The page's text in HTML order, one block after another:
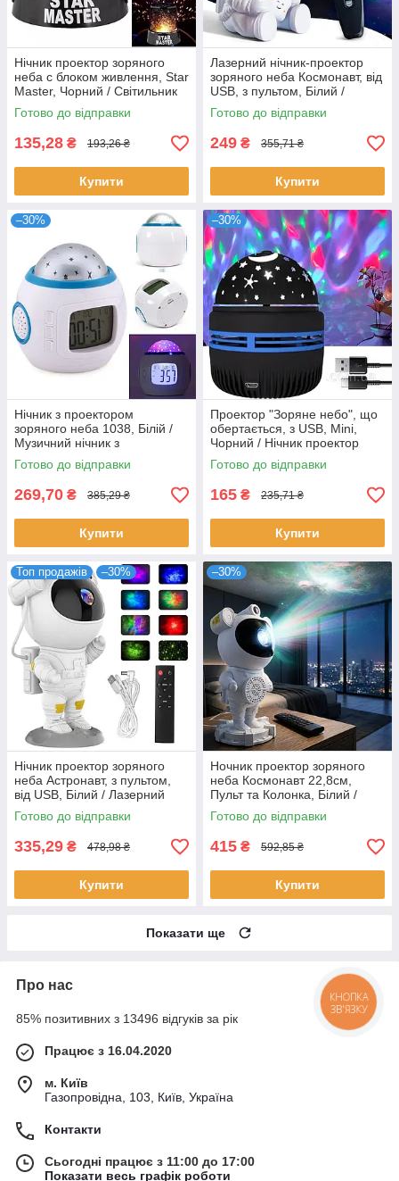
Нічник проектор зоряного
неба c блоком живлення, Star
Master, Чорний / Світильник
зоряне небо
Готово до відправки
135,28 ₴ 193,26 ₴
Купити
Лазерний нічник-проектор
зоряного неба Космонавт, від
USB, з пультом, Білий /
Дитячий світильник з
проекцією космосу
Готово до відправки
249 ₴ 355,71 ₴
Купити
–30%
Нічник з проектором
зоряного неба 1038, Білій /
Музичний нічник з
годинником та будильником
Готово до відправки
269,70 ₴ 385,29 ₴
Купити
–30%
Проектор "Зоряне небо", що
обертається, з USB, Mini,
Чорний / Нічник проектор
нічного неба / Світильник-
проектор
Готово до відправки
165 ₴ 235,71 ₴
Купити
Топ продажів –30%
Нічник проектор зоряного
неба Астронавт, з пультом,
від USB, Білий / Лазерний
нічник зоряне небо
Готово до відправки
335,29 ₴ 478,98 ₴
Купити
–30%
Ночник проектор зоряного
неба Космонавт 22,8см,
Пульт та Колонка, Білий /
Дитячий лазерний нічник з
проекцією
Готово до відправки
415 ₴ 592,85 ₴
Купити
Показати ще
Про нас
85% позитивних з 13496 відгуків за рік
Працює з 16.04.2020
м. Київ
Газопровідна, 103, Київ, Україна
Контакти
Сьогодні працює з 11:00 до 17:00
Показати весь графік роботи
КНОПКА
ЗВ'ЯЗКУ